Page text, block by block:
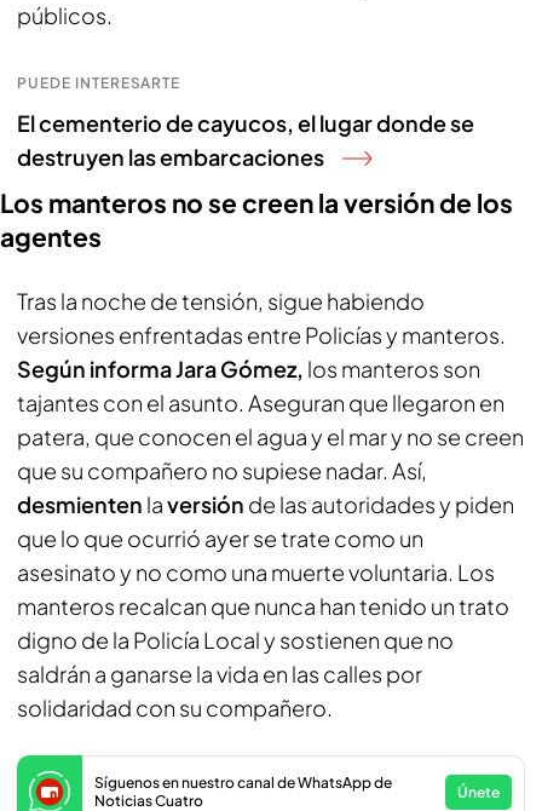
públicos.
PUEDE INTERESARTE
El cementerio de cayucos, el lugar donde se
destruyen las embarcaciones
Los manteros no se creen la versión de los
agentes
Tras la noche de tensión, sigue habiendo
versiones enfrentadas entre Policías y manteros.
Según informa Jara Gómez, los manteros son
tajantes con el asunto. Aseguran que llegaron en
patera, que conocen el agua y el mar y no se creen
que su compañero no supiese nadar. Así,
desmienten laversión de las autoridades y piden
que lo que ocurrió ayer se trate como un
asesinato y no como una muerte voluntaria. Los
manteros recalcan que nunca han tenido un trato
digno de la Policía Local y sostienen que no
saldrán a ganarse la vida en las calles por
solidaridad con su compañero.
Síguenos en nuestro canal de WhatsApp de
Noticias Cuatro
Únete